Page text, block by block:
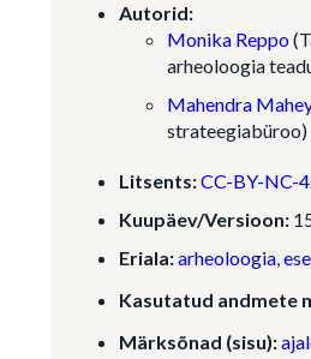
Autorid:
Monika Reppo
arheoloogia
Mahendra
strateegiabüroo)
Litsents:CC-BY-NC-
Kuupäev/Versioon:
Eriala:arheoloogia,
Kasutatud andmete
Märksõnad (sisu):